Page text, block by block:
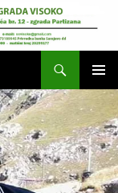
GLAVNI
MENI